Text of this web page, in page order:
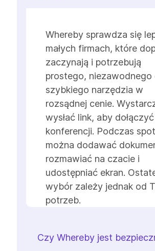
Whereby sprawdza się
małych firmach, które
zaczynają i potrzebują
prostego, niezawodnego
szybkiego narzędzia w
rozsądnej cenie.
wysłać link, aby
konferencji. Podczas
można dodawać
rozmawiać na czacie i
udostępniać ekran.
wybór zależy jednak od
potrzeb.
Czy Whereby jest